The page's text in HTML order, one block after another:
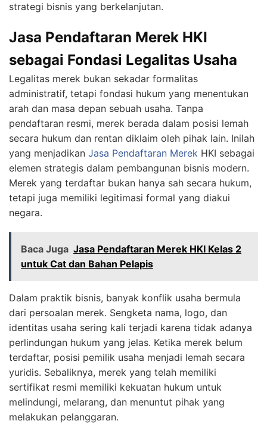
strategi bisnis yang berkelanjutan.
Jasa Pendaftaran Merek HKI
sebagai Fondasi Legalitas Usaha
Legalitas merek bukan sekadar formalitas
administratif, tetapi fondasi hukum yang menentukan
arah dan masa depan sebuah usaha. Tanpa
pendaftaran resmi, merek berada dalam posisi lemah
secara hukum dan rentan diklaim oleh pihak lain. Inilah
yang menjadikan Jasa Pendaftaran Merek HKI sebagai
elemen strategis dalam pembangunan bisnis modern.
Merek yang terdaftar bukan hanya sah secara hukum,
tetapi juga memiliki legitimasi formal yang diakui
negara.
Baca Juga Jasa Pendaftaran Merek HKI Kelas 2
untuk Cat dan Bahan Pelapis
Dalam praktik bisnis, banyak konflik usaha bermula
dari persoalan merek. Sengketa nama, logo, dan
identitas usaha sering kali terjadi karena tidak adanya
perlindungan hukum yang jelas. Ketika merek belum
terdaftar, posisi pemilik usaha menjadi lemah secara
yuridis. Sebaliknya, merek yang telah memiliki
sertifikat resmi memiliki kekuatan hukum untuk
melindungi, melarang, dan menuntut pihak yang
melakukan pelanggaran.